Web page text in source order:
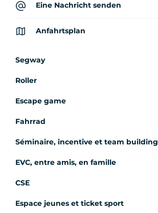
Eine Nachricht senden
Anfahrtsplan
Segway
Roller
Escape game
Fahrrad
Séminaire, incentive et team building
EVC, entre amis, en famille
CSE
Espace jeunes et ticket sport